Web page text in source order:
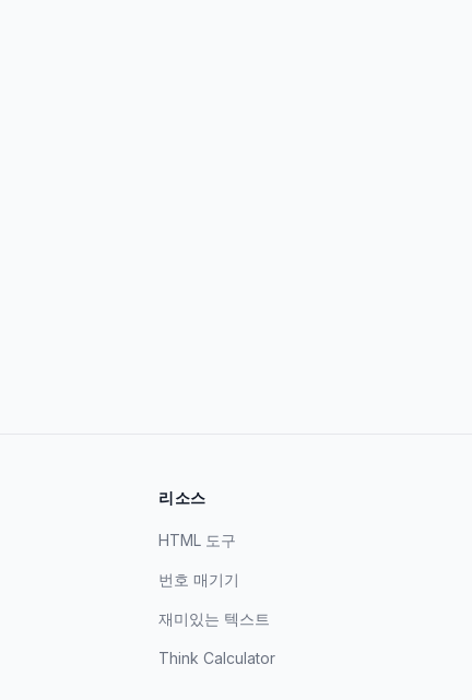
리소스
HTML 도구
번호 매기기
재미있는 텍스트
Think Calculator